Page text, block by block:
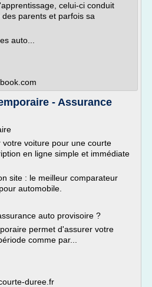
celui-ci conduit
parents et parfois sa
auto...
- Assurance
voiture pour une courte
en ligne simple et immédiate
site : le meilleur comparateur
automobile.
auto provisoire ?
permet d'assurer votre
comme par...
duree.fr